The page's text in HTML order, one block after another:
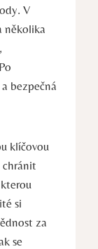
V
několika
bezpečná
klíčovou
chránit
si
za
se